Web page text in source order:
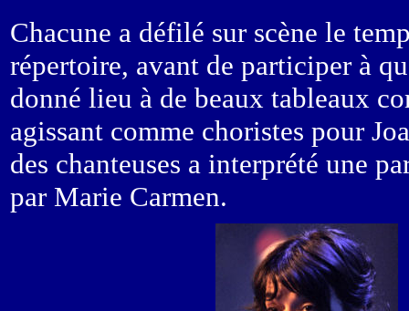
Chacune a défilé sur scène le
répertoire, avant de participer à
donné lieu à de beaux tableaux
agissant comme choristes pour
des chanteuses a interprété une
par Marie Carmen.